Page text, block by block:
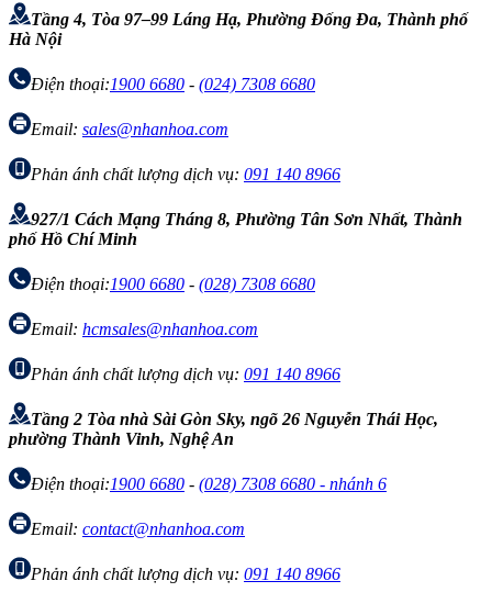
Tầng 4, Tòa 97–99 Láng Hạ, Phường Đống Đa, Thành phố
Hà Nội
Điện thoại:1900 6680 - (024) 7308 6680
Email: sales@nhanhoa.com
Phản ánh chất lượng dịch vụ: 091 140 8966
927/1 Cách Mạng Tháng 8, Phường Tân Sơn Nhất, Thành
phố Hồ Chí Minh
Điện thoại:1900 6680 - (028) 7308 6680
Email: hcmsales@nhanhoa.com
Phản ánh chất lượng dịch vụ: 091 140 8966
Tầng 2 Tòa nhà Sài Gòn Sky, ngõ 26 Nguyễn Thái Học,
phường Thành Vinh, Nghệ An
Điện thoại:1900 6680 - (028) 7308 6680 - nhánh 6
Email: contact@nhanhoa.com
Phản ánh chất lượng dịch vụ: 091 140 8966